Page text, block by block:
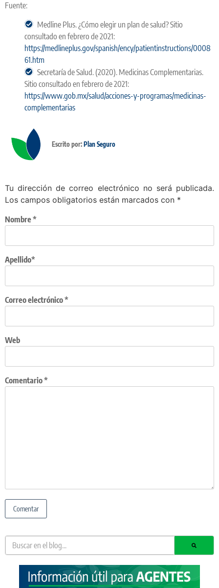
Fuente:
Medline Plus. ¿Cómo elegir un plan de salud? Sitio
consultado en febrero de 2021:
https://medlineplus.gov/spanish/ency/patientinstructions/0008
61.htm
Secretaría de Salud. (2020). Medicinas Complementarias.
Sitio consultado en febrero de 2021:
https://www.gob.mx/salud/acciones-y-programas/medicinas-
complementarias
Escrito por:Plan Seguro
Tu dirección de correo electrónico no será publicada.
Los campos obligatorios están marcados con *
Apellido*
Nombre*
Correo electrónico*
Web
Comentario*